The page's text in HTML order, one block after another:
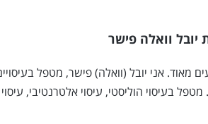
יובל וואלה פישר
מאוד. אני יובל (וואלה) פישר, מטפל
בעיסוי הוליסטי, עיסוי אלטרנטיבי,